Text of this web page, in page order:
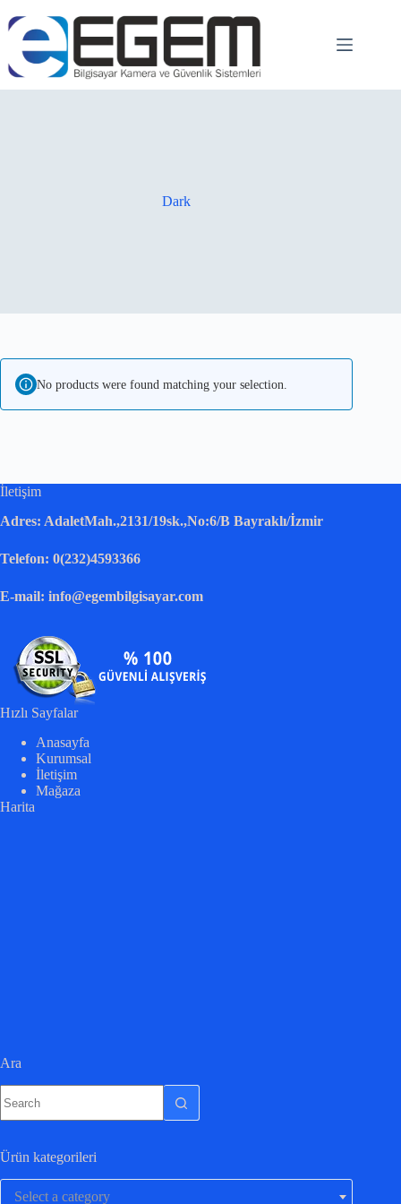
Dark
No products were found matching your selection.
İletişim
Adres: AdaletMah.,2131/19sk.,No:6/B Bayraklı/İzmir
Telefon: 0(232)4593366
E-mail: info@egembilgisayar.com
Hızlı Sayfalar
Anasayfa
Kurumsal
İletişim
Mağaza
Harita
Ara
Ürün kategorileri
Select a category